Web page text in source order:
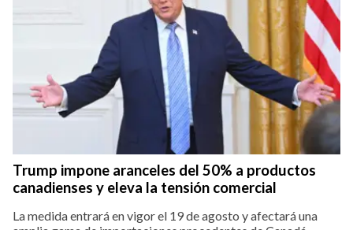
Trump impone aranceles del 50% a productos
canadienses y eleva la tensión comercial
La medida entrará en vigor el 19 de agosto y afectará una